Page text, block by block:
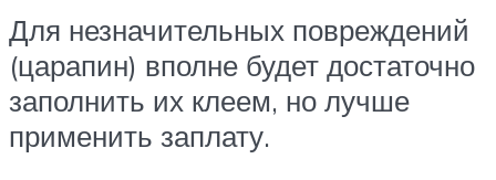
Для незначительных повреждений
(царапин) вполне будет достаточно
заполнить их клеем, но лучше
применить заплату.